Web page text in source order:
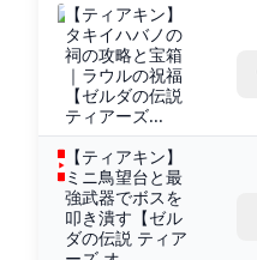
【ティアキン】
タキイハバノの
祠の攻略と宝箱
｜ラウルの祝福
【ゼルダの伝説
ティアーズ...
【ティアキン】
ミニ鳥望台と最
強武器でボスを
叩き潰す【ゼル
ダの伝説 ティア